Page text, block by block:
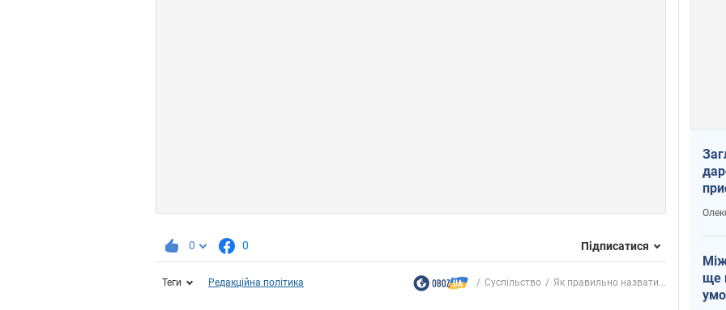
0 0 Підписатися
Теги Редакційна політика Суспільство Як правильно назвати...
ще